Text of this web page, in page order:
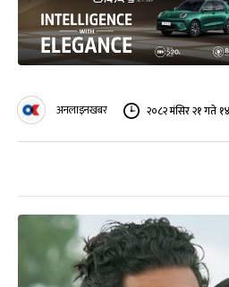
अनलाइनखबर २०८२ मंसिर २१ गते